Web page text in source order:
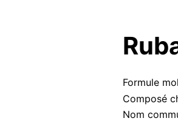
Formule
Composé
Nom